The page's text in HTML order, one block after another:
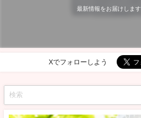
最新情報をお届けします
Xでフォローしよう